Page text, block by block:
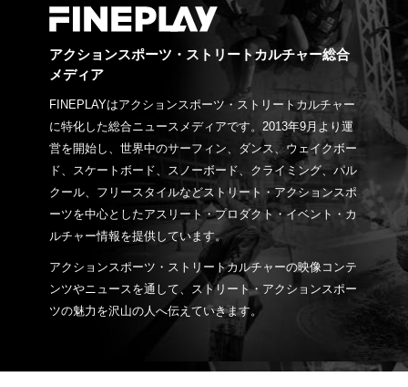
アクションスポーツ・ストリートカルチャー総合
メディア
FINEPLAYはアクションスポーツ・ストリートカルチャー
に特化した総合ニュースメディアです。2013年9月より運
営を開始し、世界中のサーフィン、ダンス、ウェイクボー
ド、スケートボード、スノーボード、クライミング、パル
クール、フリースタイルなどストリート・アクションスポ
ーツを中心としたアスリート・プロダクト・イベント・カ
ルチャー情報を提供しています。
アクションスポーツ・ストリートカルチャーの映像コンテ
ンツやニュースを通して、ストリート・アクションスポー
ツの魅力を沢山の人へ伝えていきます。